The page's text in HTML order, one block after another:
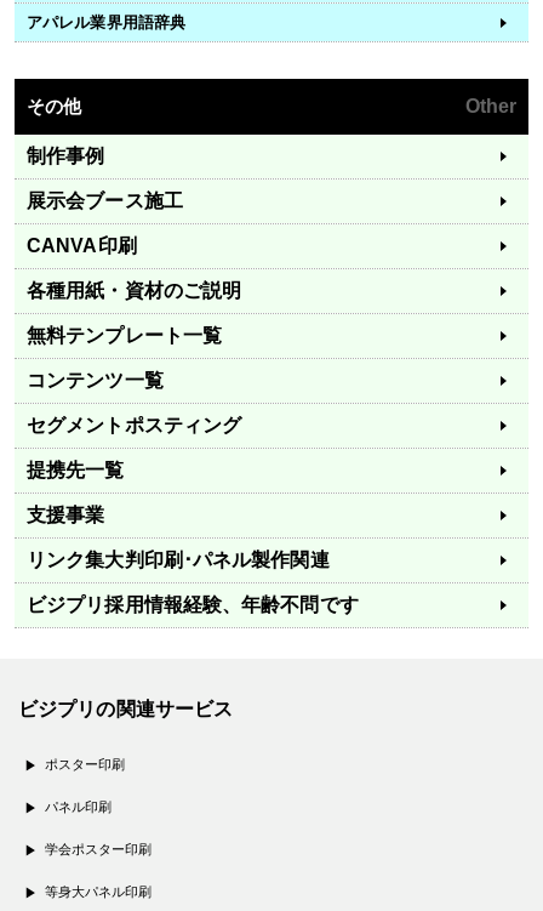
アパレル業界用語辞典
その他 Other
制作事例
展示会ブース施工
CANVA印刷
各種用紙・資材のご説明
無料テンプレート一覧
コンテンツ一覧
セグメントポスティング
提携先一覧
支援事業
リンク集大判印刷･パネル製作関連
ビジプリ採用情報経験、年齢不問です
ビジプリの関連サービス
ポスター印刷
パネル印刷
学会ポスター印刷
等身大パネル印刷